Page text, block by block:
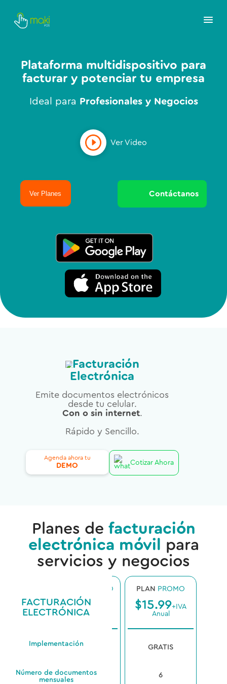
Plataforma multidispositivo para
facturar y potenciar tu empresa
Ideal para Profesionales y Negocios
Ver Video
Ver Planes Contáctanos
Facturación
Electrónica
Emite documentos electrónicos
desde tu celular.
Con o sin internet.
Rápido y Sencillo.
Agenda ahora tu
DEMO Cotizar Ahora
Planes de facturación
electrónica móvil para
servicios y negocios
PLAN PROMO
$15.99+IVA
Anual
GRATIS
6
ILIMITADO
$89.99
Anual
GRATIS
ILIMITADO
FACTURACIÓN
ELECTRÓNICA
Implementación
Número de documentos
mensuales